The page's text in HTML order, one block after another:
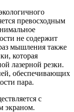
превосходным
не содержит
мышления также
которая
лазерной резки.
обеспечивающих
пара.
с
экраном.